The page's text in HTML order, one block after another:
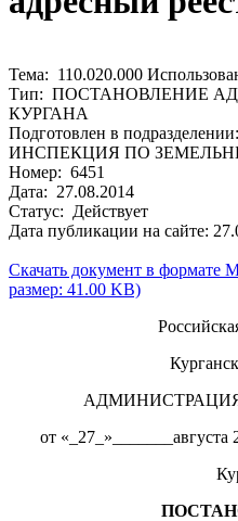
Тема: 110.020.000
Тип: ПОСТАНОВЛЕНИЕ
КУРГАНА
Подготовлен в
ИНСПЕКЦИЯ ПО
Номер: 6451
Дата: 27.08.2014
Статус: Действует
Дата публикации на сайте:
Скачать документ в формате
размер: 41.00 KB)
от «_27_»_______августа